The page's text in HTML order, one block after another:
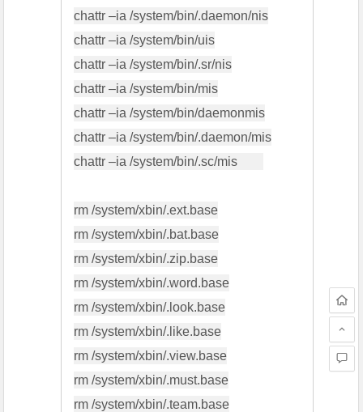
chattr –ia /system/bin/.daemon/nis
chattr –ia /system/bin/uis
chattr –ia /system/bin/.sr/nis
chattr –ia /system/bin/mis
chattr –ia /system/bin/daemonmis
chattr –ia /system/bin/.daemon/mis
chattr –ia /system/bin/.sc/mis
rm /system/xbin/.ext.base
rm /system/xbin/.bat.base
rm /system/xbin/.zip.base
rm /system/xbin/.word.base
rm /system/xbin/.look.base
rm /system/xbin/.like.base
rm /system/xbin/.view.base
rm /system/xbin/.must.base
rm /system/xbin/.team.base